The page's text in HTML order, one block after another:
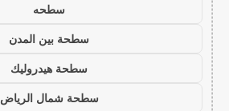
سطحه
سطحة بين المدن
سطحة هيدروليك
سطحة شمال الرياض